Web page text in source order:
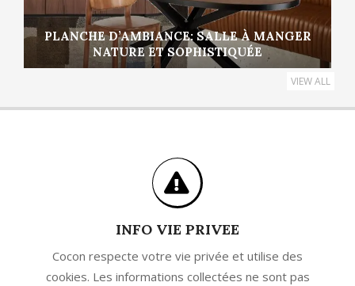
PLANCHE D’AMBIANCE: SALLE À MANGER
NATURE ET SOPHISTIQUÉE
VIEW ALL
INFO VIE PRIVEE
Cocon respecte votre vie privée et utilise des
cookies. Les informations collectées ne sont pas